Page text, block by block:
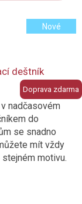
Doprava zdarma
Nové
deštník
nadčasovém
do
se snadno
mít vždy
motivu.